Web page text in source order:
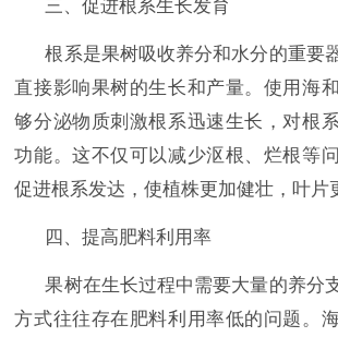
三、促进根系生长发育
根系是果树吸收养分和水分的重要
直接影响果树的生长和产量。使用海
够分泌物质刺激根系迅速生长，对根
功能。这不仅可以减少沤根、烂根等
促进根系发达，使植株更加健壮，叶片
四、提高肥料利用率
果树在生长过程中需要大量的养分
方式往往存在肥料利用率低的问题。